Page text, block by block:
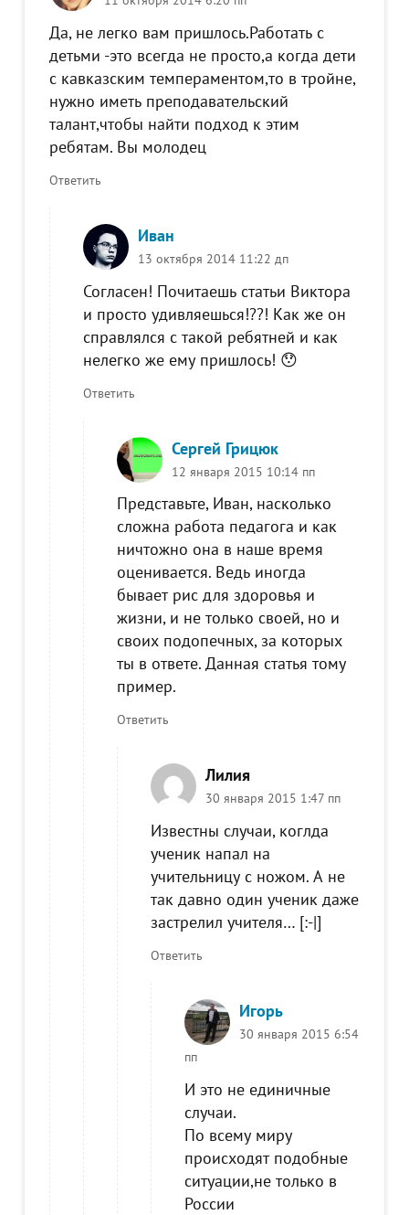
Да, не легко вам пришлось.Работать с
детьми -это всегда не просто,а когда дети
с кавказским темпераментом,то в тройне,
нужно иметь преподавательский
талант,чтобы найти подход к этим
ребятам. Вы молодец
Ответить
Иван
13 октября 2014 11:22 дп
Согласен! Почитаешь статьи Виктора
и просто удивляешься!??! Как же он
справлялся с такой ребятней и как
нелегко же ему пришлось! 😯
Ответить
Сергей Грицюк
12 января 2015 10:14 пп
Представьте, Иван, насколько
сложна работа педагога и как
ничтожно она в наше время
оценивается. Ведь иногда
бывает рис для здоровья и
жизни, и не только своей, но и
своих подопечных, за которых
ты в ответе. Данная статья тому
пример.
Ответить
Лилия
30 января 2015 1:47 пп
Известны случаи, коглда
ученик напал на
учительницу с ножом. А не
так давно один ученик даже
застрелил учителя… [:-|]
Ответить
Игорь
30 января 2015 6:54
пп
И это не единичные
случаи.
По всему миру
происходят подобные
ситуации,не только в
России